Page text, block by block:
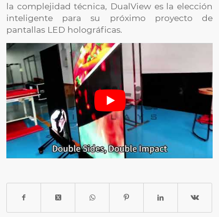
la complejidad técnica, DualView es la elección
inteligente para su próximo proyecto de
pantallas LED holográficas.